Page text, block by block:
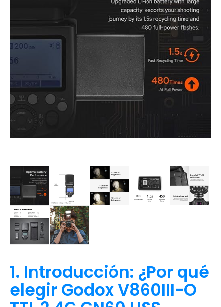
1. Introducción: ¿Por qué
elegir Godox V860III-O